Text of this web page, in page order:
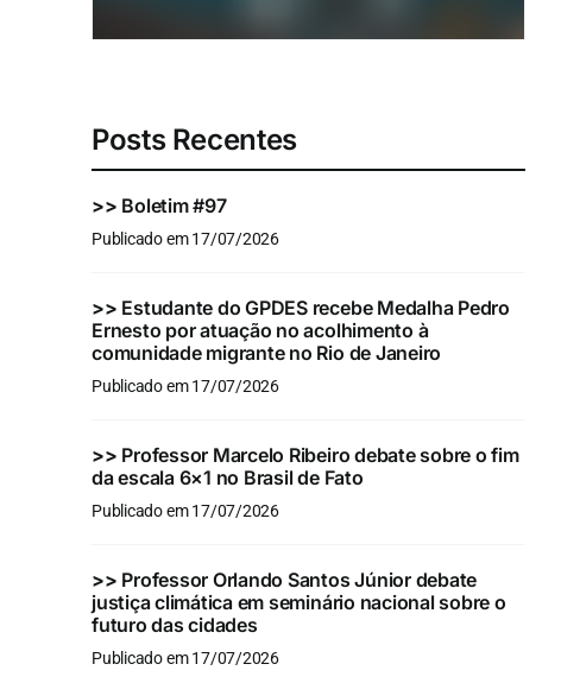
Posts Recentes
>> Boletim #97
Publicado em 17/07/2026
>> Estudante do GPDES recebe Medalha Pedro
Ernesto por atuação no acolhimento à
comunidade migrante no Rio de Janeiro
Publicado em 17/07/2026
>> Professor Marcelo Ribeiro debate sobre o fim
da escala 6×1 no Brasil de Fato
Publicado em 17/07/2026
>> Professor Orlando Santos Júnior debate
justiça climática em seminário nacional sobre o
futuro das cidades
Publicado em 17/07/2026